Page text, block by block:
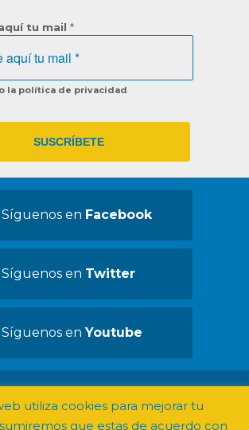
tu mail *
la política de privacidad
Síguenos en Facebook
Síguenos en Twitter
Síguenos enYoutube
utiliza cookies para mejorar tu
que estas de acuerdo con